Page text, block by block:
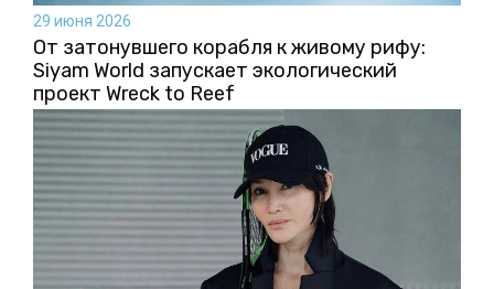
29 июня 2026
От затонувшего корабля к живому рифу:
Siyam World запускает экологический
проект Wreck to Reef